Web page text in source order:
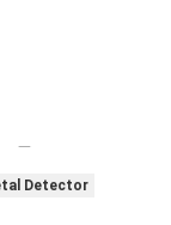
Detector